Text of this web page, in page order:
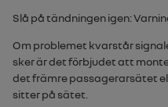
Slå på tändningen igen:
Om problemet kvarstår
sker är det förbjudet att
det främre passagerarsätet
sitter på sätet.